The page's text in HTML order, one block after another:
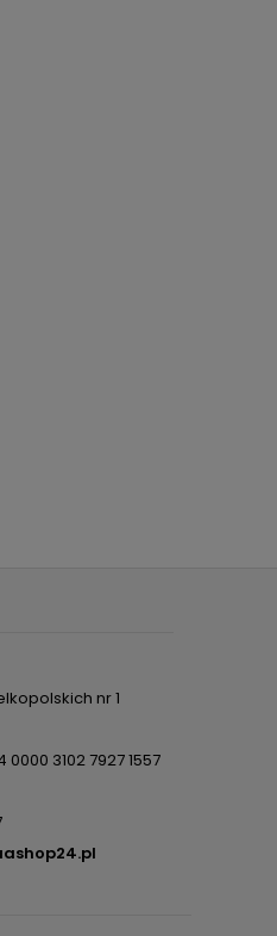
nr 1
3102 7927 1557